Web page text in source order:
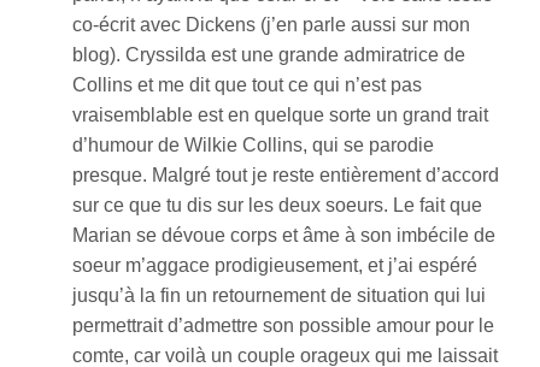
co-écrit avec Dickens (j’en parle aussi sur mon
blog). Cryssilda est une grande admiratrice de
Collins et me dit que tout ce qui n’est pas
vraisemblable est en quelque sorte un grand trait
d’humour de Wilkie Collins, qui se parodie
presque. Malgré tout je reste entièrement d’accord
sur ce que tu dis sur les deux soeurs. Le fait que
Marian se dévoue corps et âme à son imbécile de
soeur m’aggace prodigieusement, et j’ai espéré
jusqu’à la fin un retournement de situation qui lui
permettrait d’admettre son possible amour pour le
comte, car voilà un couple orageux qui me laissait